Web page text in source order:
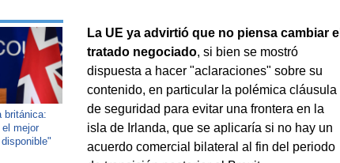
británica:
mejor
La UE ya advirtió que no piensa cambiar el
tratado negociado, si bien se mostró
dispuesta a hacer "aclaraciones" sobre su
contenido, en particular la polémica cláusula
de seguridad para evitar una frontera en la
isla de Irlanda, que se aplicaría si no hay un
acuerdo comercial bilateral al fin del periodo